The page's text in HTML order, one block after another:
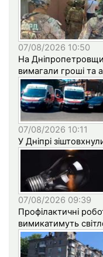
07/08/2026 10:50
На
вимагали гроші та
07/08/2026 10:11
У Дніпрі
07/08/2026 09:39
Профілактичні
вимикатимуть